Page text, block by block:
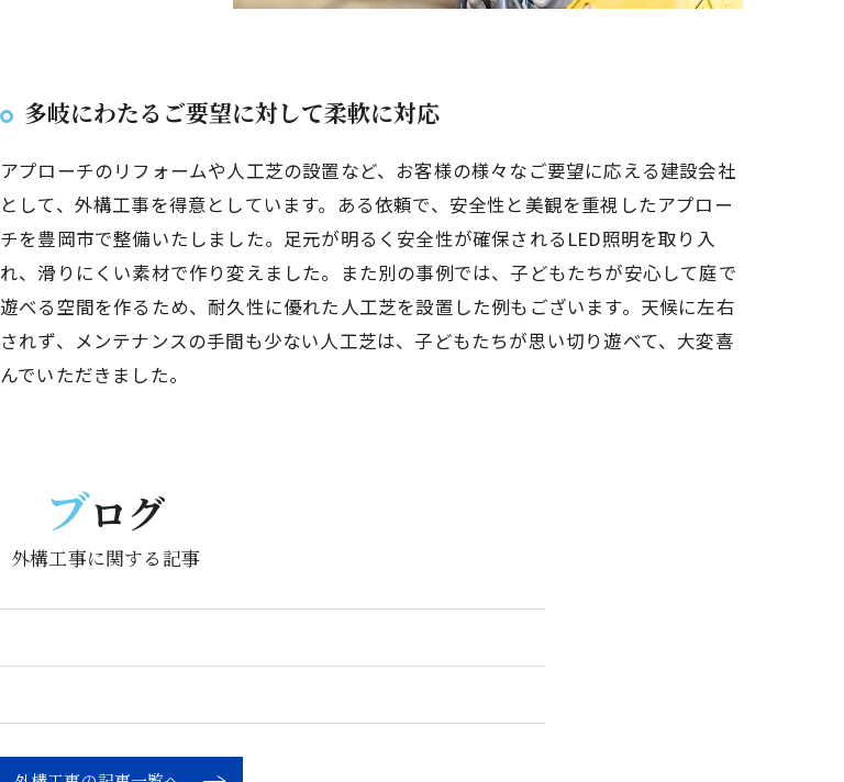
多岐にわたるご要望に対して柔軟に対応
アプローチのリフォームや人工芝の設置など、お客様の様々なご要望に応える建設会社
として、外構工事を得意としています。ある依頼で、安全性と美観を重視したアプロー
チを豊岡市で整備いたしました。足元が明るく安全性が確保されるLED照明を取り入
れ、滑りにくい素材で作り変えました。また別の事例では、子どもたちが安心して庭で
遊べる空間を作るため、耐久性に優れた人工芝を設置した例もございます。天候に左右
されず、メンテナンスの手間も少ない人工芝は、子どもたちが思い切り遊べて、大変喜
んでいただきました。
ブログ
外構工事に関する記事